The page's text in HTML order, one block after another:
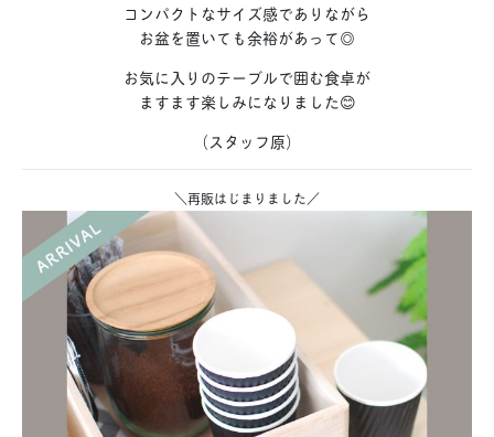
コンパクトなサイズ感でありながら
お盆を置いても余裕があって◎
お気に入りのテーブルで囲む食卓が
ますます楽しみになりました😊
（スタッフ原）
＼再販はじまりました／